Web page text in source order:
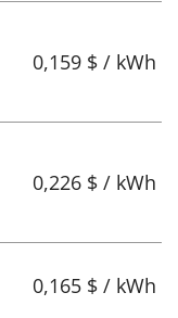
0,159 $ / kWh
0,226 $ / kWh
0,165 $ / kWh